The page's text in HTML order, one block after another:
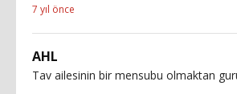
7 yıl önce
AHL
Tav ailesinin bir mensubu olmaktan